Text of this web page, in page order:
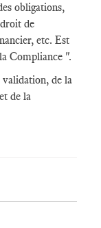
obligations,
de
etc. Est
Compliance ".
de la
de la